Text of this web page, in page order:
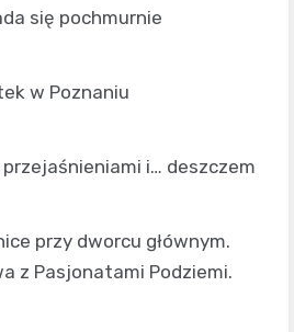
się pochmurnie
w Poznaniu
przejaśnieniami i… deszczem
przy dworcu głównym.
z Pasjonatami Podziemi.